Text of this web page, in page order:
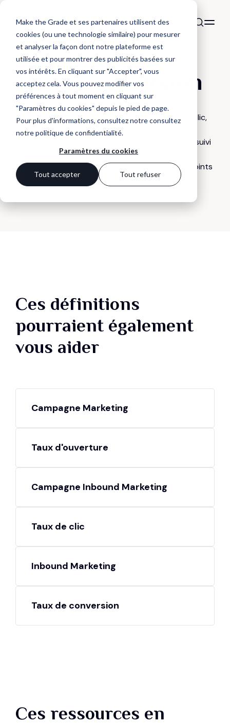
Make the Grade et ses partenaires utilisent des
cookies (ou une technologie similaire) pour mesurer
et analyser la façon dont notre plateforme est
utilisée et pour montrer des publicités basées sur
vos intérêts. En cliquant sur "Accepter", vous
acceptez cela. Vous pouvez modifier vos
préférences à tout moment en cliquant sur
"Paramètres du cookies" depuis le pied de page.
Pour plus d'informations, consultez notreconsultez
notre politique de confidentialité.
Paramètres du cookies
Tout accepter Tout refuser
DÉFINITION
Micro-conversion
Action intermédiaire réalisée par un utilisateur (clic,
téléchargement, inscription newsletter) qui
témoigne d'un intérêt réel avant l'achat final. Le suivi
de ces étapes permet de mesurer la santé du
parcours client et d'identifier précisément les points
de blocage sur un site web.
Ces définitions
pourraient également
vous aider
Campagne Marketing
Taux d'ouverture
Campagne Inbound Marketing
Taux de clic
Inbound Marketing
Taux de conversion
Ces ressources en